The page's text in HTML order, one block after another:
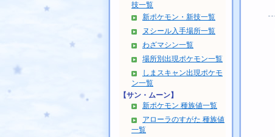
技一覧
新ポケモン・新技一覧
ヌシール入手場所一覧
わざマシン一覧
場所別出現ポケモン一覧
しまスキャン出現ポケモ
ン一覧
【サン・ムーン】
新ポケモン 種族値一覧
アローラのすがた 種族値
一覧